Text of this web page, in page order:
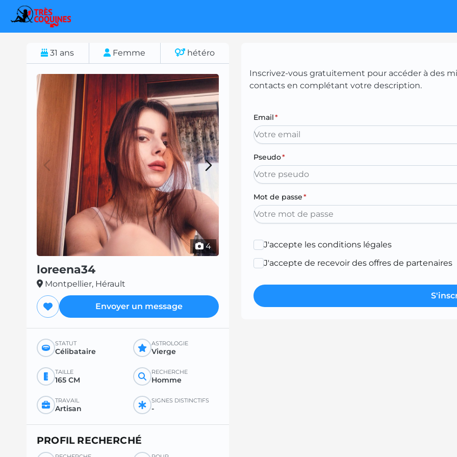
31 ans Femme hétéro
4
loreena34
Montpellier, Hérault
Envoyer un message
STATUT
Célibataire
ASTROLOGIE
Vierge
TAILLE
165 CM
RECHERCHE
Homme
TRAVAIL
Artisan
SIGNES DISTINCTIFS
-
PROFIL RECHERCHÉ
Inscrivez-vous gratuitement pour accéder à des
contacts en complétant votre description.
Email*
Pseudo*
Mot de passe*
J'accepte les conditions légales
J'accepte de recevoir des offres de partenaires